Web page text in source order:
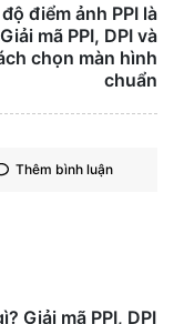
điểm ảnh PPI là
mã PPI, DPI và
chọn màn hình
chuẩn
Thêm bình luận
Giải mã PPI, DPI